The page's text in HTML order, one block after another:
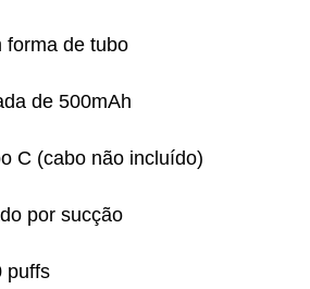
forma de tubo
de 500mAh
C (cabo não incluído)
por sucção
puffs